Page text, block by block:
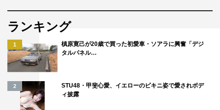
ランキング
1
槙原寛己が20歳で買った初愛車・ソアラに興奮「デジ
タルパネル…
2
STU48・甲斐心愛、イエローのビキニ姿で愛されボデ
ィ披露